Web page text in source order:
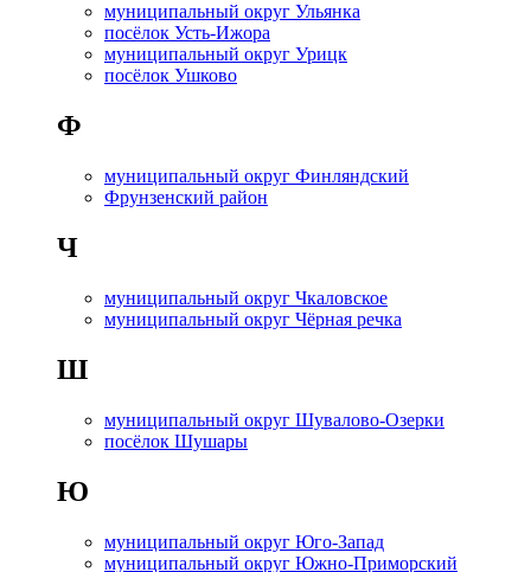
муниципальный округ Ульянка
посёлок Усть-Ижора
муниципальный округ Урицк
посёлок Ушково
Ф
муниципальный округ Финляндский
Фрунзенский район
Ч
муниципальный округ Чкаловское
муниципальный округ Чёрная речка
Ш
муниципальный округ Шувалово-Озерки
посёлок Шушары
Ю
муниципальный округ Юго-Запад
муниципальный округ Южно-Приморский